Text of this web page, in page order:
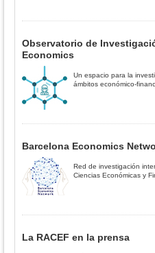
Observatorio de
Economics
Un espacio para la
ámbitos económico-
Barcelona Economics
Red de investigación
Ciencias Económicas y
La RACEF en la prensa